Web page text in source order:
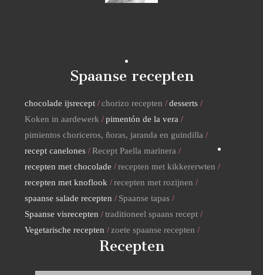
Spaanse recepten
chocolade ijsrecept chorizo recepten
desserts
Koken in aardewerk
pimentón de la vera
pimientos choriceros, ñoras, jaranda en guindilla
recept canelones
Recept Paella marinera
recepten met chocolade
recepten met kikkererwten
recepten met knoflook
recepten met rozijnen
spaanse salade recepten
Spaanse tapas
Spaanse visrecepten
traditioneel spaans recept
Vegetarische recepten
zoete spaanse recepten
Recepten